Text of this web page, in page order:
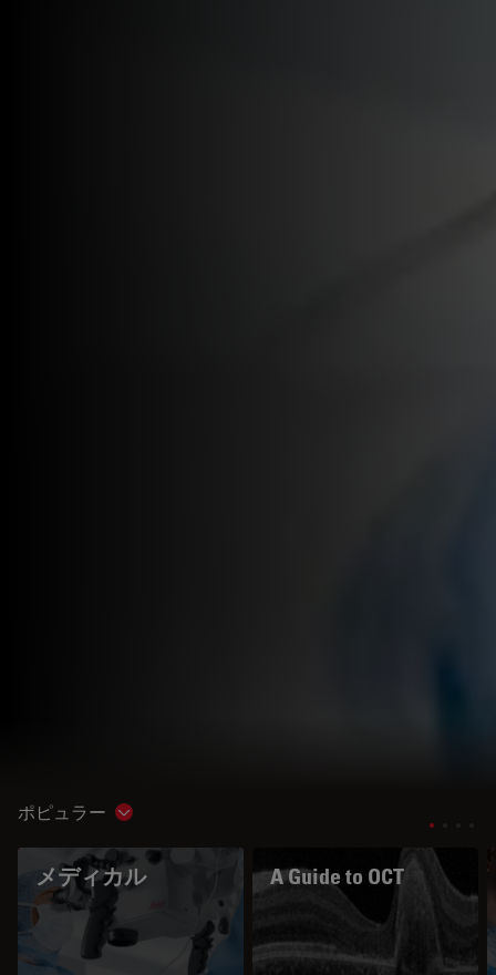
ポピュラー Show subnavigation
メディカル A Guide to OCT